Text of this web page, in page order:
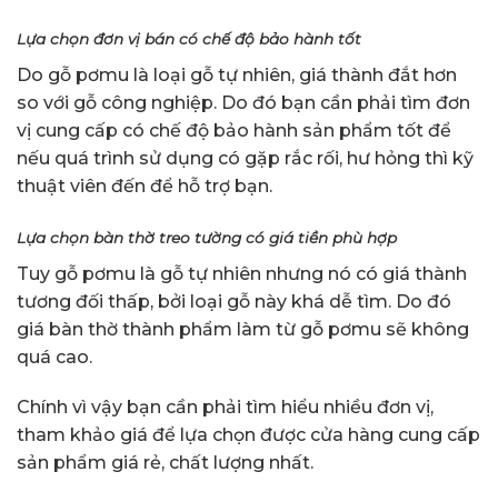
Lựa chọn đơn vị bán có chế độ bảo hành tốt
Do gỗ pơmu là loại gỗ tự nhiên, giá thành đắt hơn
so với gỗ công nghiệp. Do đó bạn cần phải tìm đơn
vị cung cấp có chế độ bảo hành sản phẩm tốt để
nếu quá trình sử dụng có gặp rắc rối, hư hỏng thì kỹ
thuật viên đến để hỗ trợ bạn.
Lựa chọn bàn thờ treo tường có giá tiền phù hợp
Tuy gỗ pơmu là gỗ tự nhiên nhưng nó có giá thành
tương đối thấp, bởi loại gỗ này khá dễ tìm. Do đó
giá bàn thờ thành phẩm làm từ gỗ pơmu sẽ không
quá cao.
Chính vì vậy bạn cần phải tìm hiểu nhiều đơn vị,
tham khảo giá để lựa chọn được cửa hàng cung cấp
sản phẩm giá rẻ, chất lượng nhất.